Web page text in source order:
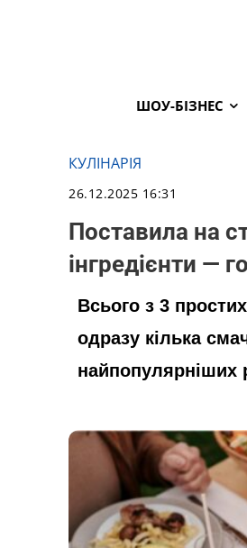
ШОУ-БІЗНЕС
КУЛІНАРІЯ
26.12.2025 16:31
Поставила на
інгредієнти —
Всього з 3
одразу кілька
найпопулярніших